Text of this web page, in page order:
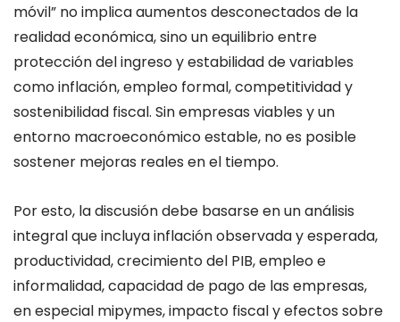
móvil” no implica aumentos desconectados de la
realidad económica, sino un equilibrio entre
protección del ingreso y estabilidad de variables
como inflación, empleo formal, competitividad y
sostenibilidad fiscal. Sin empresas viables y un
entorno macroeconómico estable, no es posible
sostener mejoras reales en el tiempo.
Por esto, la discusión debe basarse en un análisis
integral que incluya inflación observada y esperada,
productividad, crecimiento del PIB, empleo e
informalidad, capacidad de pago de las empresas,
en especial mipymes, impacto fiscal y efectos sobre